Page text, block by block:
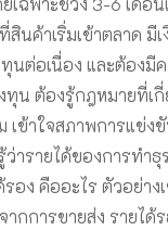
สินค้าเริ่มเข้าตลาด มี
นต่อเนื่อง และต้องมี
ทุน ต้องรู้กฎหมายที่เ
เข้าใจสภาพการแข่ง
ารายได้ของการทำธุ
อง คืออะไร ตัวอย่า
ากการขายส่ง รายได้